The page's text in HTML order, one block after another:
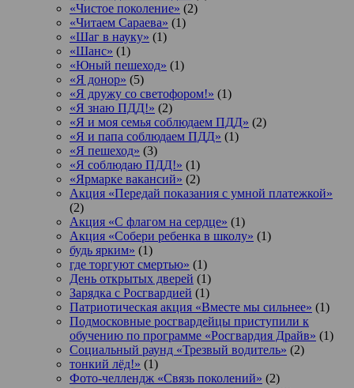
«Чистое поколение» (2)
«Читаем Сараева» (1)
«Шаг в науку» (1)
«Шанс» (1)
«Юный пешеход» (1)
«Я донор» (5)
«Я дружу со светофором!» (1)
«Я знаю ПДД!» (2)
«Я и моя семья соблюдаем ПДД» (2)
«Я и папа соблюдаем ПДД» (1)
«Я пешеход» (3)
«Я соблюдаю ПДД!» (1)
«Ярмарке вакансий» (2)
Акция «Передай показания с умной платежкой»
(2)
Акция «С флагом на сердце» (1)
Акция «Собери ребенка в школу» (1)
будь ярким» (1)
где торгуют смертью» (1)
День открытых дверей (1)
Зарядка с Росгвардией (1)
Патриотическая акция «Вместе мы сильнее» (1)
Подмосковные росгвардейцы приступили к
обучению по программе «Росгвардия Драйв» (1)
Социальный раунд «Трезвый водитель» (2)
тонкий лёд!» (1)
Фото-челлендж «Связь поколений» (2)